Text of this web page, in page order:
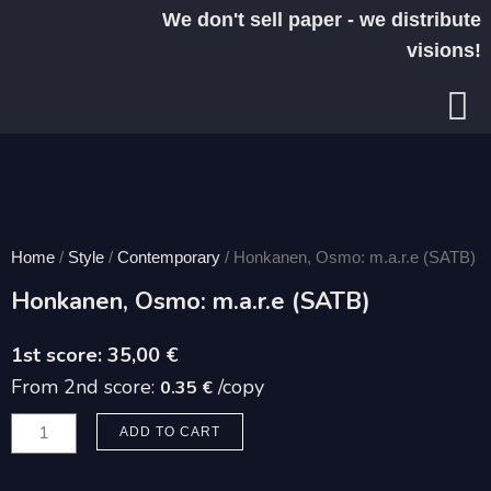
We don't sell paper - we distribute
visions!
Home / Style / Contemporary / Honkanen, Osmo: m.a.r.e (SATB)
Honkanen, Osmo: m.a.r.e (SATB)
35,00 €
From 2nd score: 0.35 € /copy
Honkanen,
Osmo:
ADD TO CART